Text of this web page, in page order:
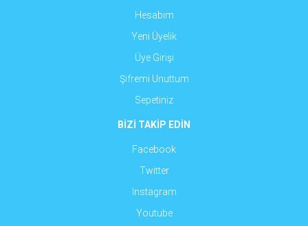
Hesabım
Yeni Üyelik
Üye Girişi
Şifremi Unuttum
Sepetiniz
BİZİ TAKİP EDİN
Facebook
Twitter
Instagram
Youtube